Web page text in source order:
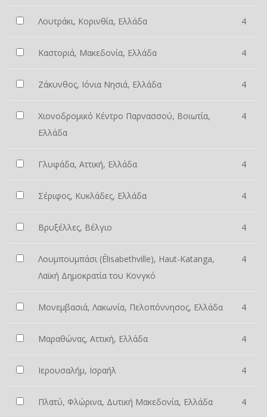
Λουτράκι, Κορινθία, Ελλάδα 4
Καστοριά, Μακεδονία, Ελλάδα 4
Ζάκυνθος, Ιόνια Νησιά, Ελλάδα 4
Χιονοδρομικό Κέντρο Παρνασσού, Βοιωτία,
Ελλάδα
4
Γλυφάδα, Αττική, Ελλάδα 4
Σέριφος, Κυκλάδες, Ελλάδα 4
Βρυξέλλες, Βέλγιο 4
Λουμπουμπάσι (Élisabethville), Haut-Katanga,
Λαϊκή Δημοκρατία του Κονγκό
4
Μονεμβασιά, Λακωνία, Πελοπόννησος, Ελλάδα 4
Μαραθώνας, Αττική, Ελλάδα 4
Ιερουσαλήμ, Ισραήλ 4
Πλατύ, Φλώρινα, Δυτική Μακεδονία, Ελλάδα 4